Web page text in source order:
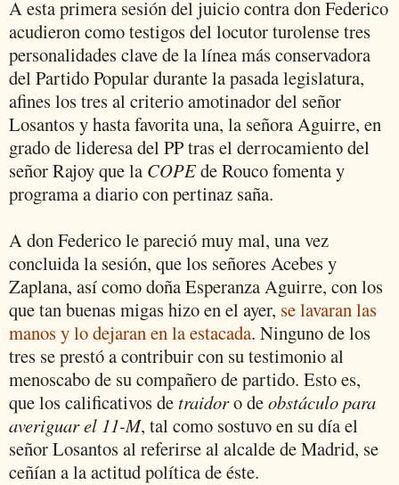
A esta primera sesión del juicio contra don Federico
acudieron como testigos del locutor turolense tres
personalidades clave de la línea más conservadora
del Partido Popular durante la pasada legislatura,
afines los tres al criterio amotinador del señor
Losantos y hasta favorita una, la señora Aguirre, en
grado de lideresa del PP tras el derrocamiento del
señor Rajoy que la COPEde Rouco fomenta y
programa a diario con pertinaz saña.
A don Federico le pareció muy mal, una vez
concluida la sesión, que los señores Acebes y
Zaplana, así como doña Esperanza Aguirre, con los
que tan buenas migas hizo en el ayer, se lavaran las
manos y lo dejaran en la estacada. Ninguno de los
tres se prestó a contribuir con su testimonio al
menoscabo de su compañero de partido. Esto es,
que los calificativos detraidoro deobstáculo para
averiguar el 11-M, tal como sostuvo en su día el
señor Losantos al referirse al alcalde de Madrid, se
ceñían a la actitud política de éste.